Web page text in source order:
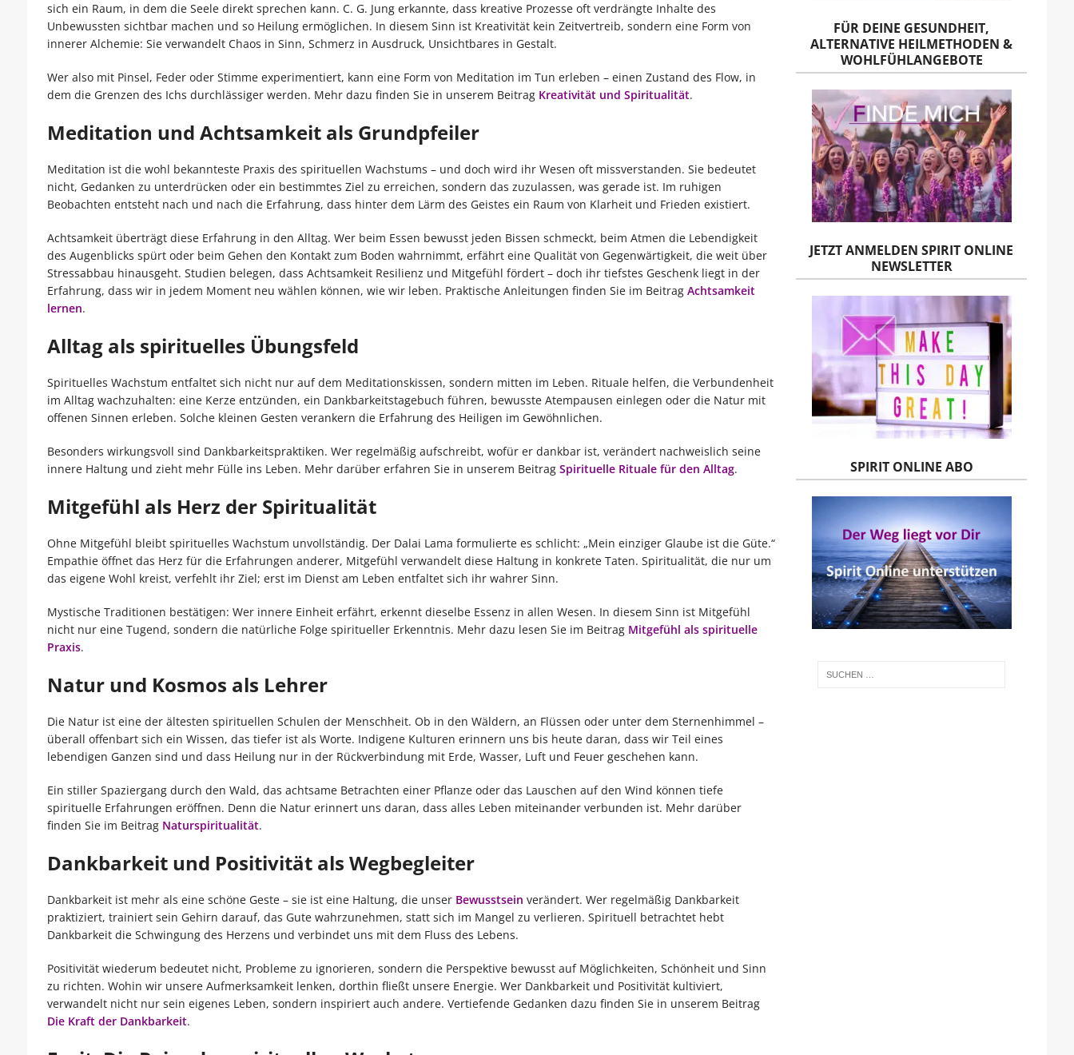
sich ein Raum, in dem die Seele direkt sprechen kann. C. G. Jung erkannte, dass kreative Prozesse oft verdrängte Inhalte des
Unbewussten sichtbar machen und so Heilung ermöglichen. In diesem Sinn ist Kreativität kein Zeitvertreib, sondern eine Form von
innerer Alchemie: Sie verwandelt Chaos in Sinn, Schmerz in Ausdruck, Unsichtbares in Gestalt.
Wer also mit Pinsel, Feder oder Stimme experimentiert, kann eine Form von Meditation im Tun erleben – einen Zustand des Flow, in
dem die Grenzen des Ichs durchlässiger werden. Mehr dazu finden Sie in unserem Beitrag Kreativität und Spiritualität.
Meditation und Achtsamkeit als Grundpfeiler
Meditation ist die wohl bekannteste Praxis des spirituellen Wachstums – und doch wird ihr Wesen oft missverstanden. Sie bedeutet
nicht, Gedanken zu unterdrücken oder ein bestimmtes Ziel zu erreichen, sondern das zuzulassen, was gerade ist. Im ruhigen
Beobachten entsteht nach und nach die Erfahrung, dass hinter dem Lärm des Geistes ein Raum von Klarheit und Frieden existiert.
Achtsamkeit überträgt diese Erfahrung in den Alltag. Wer beim Essen bewusst jeden Bissen schmeckt, beim Atmen die Lebendigkeit
des Augenblicks spürt oder beim Gehen den Kontakt zum Boden wahrnimmt, erfährt eine Qualität von Gegenwärtigkeit, die weit über
Stressabbau hinausgeht. Studien belegen, dass Achtsamkeit Resilienz und Mitgefühl fördert – doch ihr tiefstes Geschenk liegt in der
Erfahrung, dass wir in jedem Moment neu wählen können, wie wir leben. Praktische Anleitungen finden Sie im Beitrag Achtsamkeit
lernen.
Alltag als spirituelles Übungsfeld
Spirituelles Wachstum entfaltet sich nicht nur auf dem Meditationskissen, sondern mitten im Leben. Rituale helfen, die Verbundenheit
im Alltag wachzuhalten: eine Kerze entzünden, ein Dankbarkeitstagebuch führen, bewusste Atempausen einlegen oder die Natur mit
offenen Sinnen erleben. Solche kleinen Gesten verankern die Erfahrung des Heiligen im Gewöhnlichen.
Besonders wirkungsvoll sind Dankbarkeitspraktiken. Wer regelmäßig aufschreibt, wofür er dankbar ist, verändert nachweislich seine
innere Haltung und zieht mehr Fülle ins Leben. Mehr darüber erfahren Sie in unserem Beitrag Spirituelle Rituale für den Alltag.
Mitgefühl als Herz der Spiritualität
Ohne Mitgefühl bleibt spirituelles Wachstum unvollständig. Der Dalai Lama formulierte es schlicht: „Mein einziger Glaube ist die Güte.“
Empathie öffnet das Herz für die Erfahrungen anderer, Mitgefühl verwandelt diese Haltung in konkrete Taten. Spiritualität, die nur um
das eigene Wohl kreist, verfehlt ihr Ziel; erst im Dienst am Leben entfaltet sich ihr wahrer Sinn.
Mystische Traditionen bestätigen: Wer innere Einheit erfährt, erkennt dieselbe Essenz in allen Wesen. In diesem Sinn ist Mitgefühl
nicht nur eine Tugend, sondern die natürliche Folge spiritueller Erkenntnis. Mehr dazu lesen Sie im Beitrag Mitgefühl als spirituelle
Praxis.
Natur und Kosmos als Lehrer
Die Natur ist eine der ältesten spirituellen Schulen der Menschheit. Ob in den Wäldern, an Flüssen oder unter dem Sternenhimmel –
überall offenbart sich ein Wissen, das tiefer ist als Worte. Indigene Kulturen erinnern uns bis heute daran, dass wir Teil eines
lebendigen Ganzen sind und dass Heilung nur in der Rückverbindung mit Erde, Wasser, Luft und Feuer geschehen kann.
Ein stiller Spaziergang durch den Wald, das achtsame Betrachten einer Pflanze oder das Lauschen auf den Wind können tiefe
spirituelle Erfahrungen eröffnen. Denn die Natur erinnert uns daran, dass alles Leben miteinander verbunden ist. Mehr darüber
finden Sie im Beitrag Naturspiritualität.
Dankbarkeit und Positivität als Wegbegleiter
Dankbarkeit ist mehr als eine schöne Geste – sie ist eine Haltung, die unser Bewusstsein verändert. Wer regelmäßig Dankbarkeit
praktiziert, trainiert sein Gehirn darauf, das Gute wahrzunehmen, statt sich im Mangel zu verlieren. Spirituell betrachtet hebt
Dankbarkeit die Schwingung des Herzens und verbindet uns mit dem Fluss des Lebens.
Positivität wiederum bedeutet nicht, Probleme zu ignorieren, sondern die Perspektive bewusst auf Möglichkeiten, Schönheit und Sinn
zu richten. Wohin wir unsere Aufmerksamkeit lenken, dorthin fließt unsere Energie. Wer Dankbarkeit und Positivität kultiviert,
verwandelt nicht nur sein eigenes Leben, sondern inspiriert auch andere. Vertiefende Gedanken dazu finden Sie in unserem Beitrag
Die Kraft der Dankbarkeit.
FÜR DEINE GESUNDHEIT,
ALTERNATIVE HEILMETHODEN &
WOHLFÜHLANGEBOTE
JETZT ANMELDEN SPIRIT ONLINE
NEWSLETTER
SPIRIT ONLINE ABO